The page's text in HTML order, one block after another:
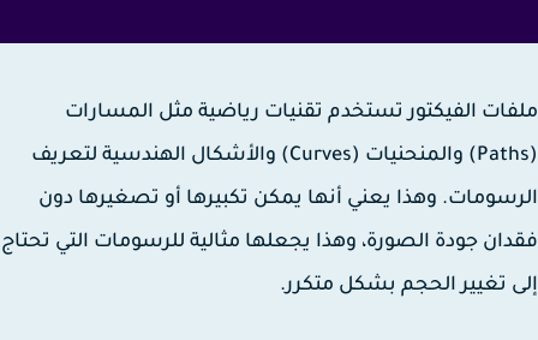
الفيكتور تستخدم تقنيات رياضية مثل المسارات
(Paths) والمنحنيات (Curves) والأشكال الهندسية لتعريف
وهذا يعني أنها يمكن تكبيرها أو تصغيرها دون
جودة الصورة، وهذا يجعلها مثالية للرسومات التي تحتاج
تغيير الحجم بشكل متكرر.